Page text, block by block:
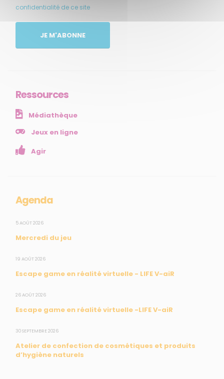
confidentialité de ce site
JE M'ABONNE
Ressources
Médiathèque
Jeux en ligne
Agir
Agenda
5 AOÛT 2026
Mercredi du jeu
19 AOÛT 2026
Escape game en réalité virtuelle - LIFE V-aiR
26 AOÛT 2026
Escape game en réalité virtuelle -LIFE V-aiR
30 SEPTEMBRE 2026
Atelier de confection de cosmétiques et produits
d’hygiène naturels
Accueil
Agir
NOS SERVICES
Presse
Mesures du réseau Sargasses
Open Data
CONTACT
Mail : info@madininair.fr